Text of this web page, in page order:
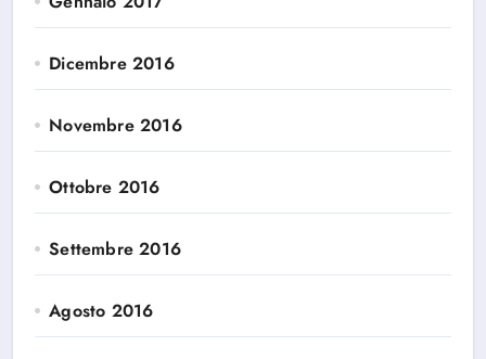
Dicembre 2016
Novembre 2016
Ottobre 2016
Settembre 2016
Agosto 2016